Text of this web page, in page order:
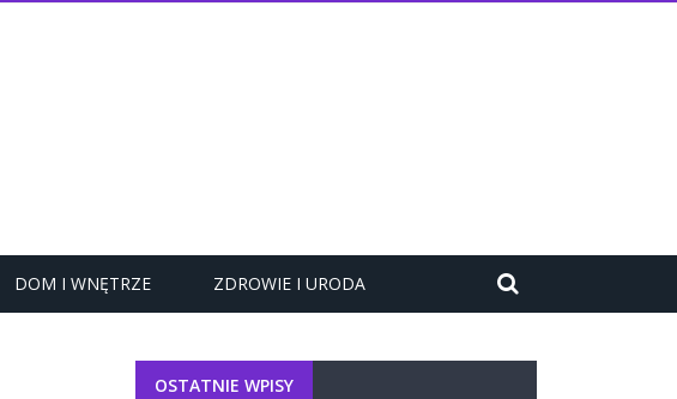
DOM I WNĘTRZE ZDROWIE I URODA
OSTATNIE WPISY